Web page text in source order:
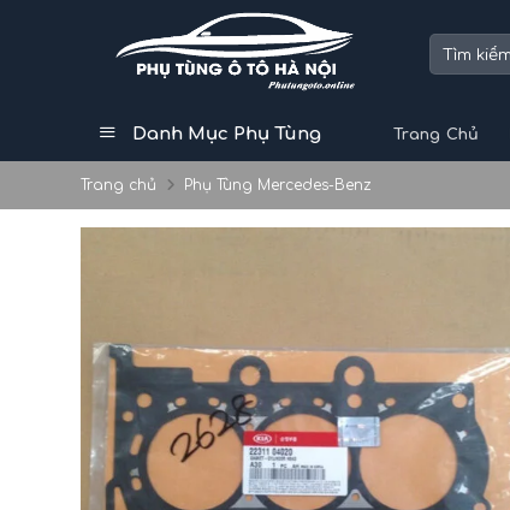
Tìm
Danh Mục Phụ Tùng Trang Chủ
Trang chủ Phụ Tùng Mercedes-Benz